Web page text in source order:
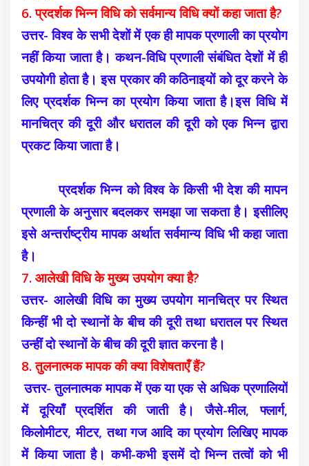
6. प्रदर्शक भिन्न विधि को सर्वमान्य विधि क्यों कहा जाता है?
उत्तर- विश्व के सभी देशों में एक ही मापक प्रणाली का प्रयोग
नहीं किया जाता है। कथन-विधि प्रणाली संबंधित देशों में ही
उपयोगी होता है। इस प्रकार की कठिनाइयों को दूर करने के
लिए प्रदर्शक भिन्न का प्रयोग किया जाता है।इस विधि में
मानचित्र की दूरी और धरातल की दूरी को एक भिन्न द्वारा
प्रकट किया जाता है।
प्रदर्शक भिन्न को विश्व के किसी भी देश की मापन
प्रणाली के अनुसार बदलकर समझा जा सकता है। इसीलिए
इसे अन्तर्राष्ट्रीय मापक अर्थात सर्वमान्य विधि भी कहा जाता
है।
7. आलेखी विधि के मुख्य उपयोग क्या है?
उत्तर- आलेखी विधि का मुख्य उपयोग मानचित्र पर स्थित
किन्हीं भी दो स्थानों के बीच की दूरी तथा धरातल पर स्थित
उन्हीं दो स्थानों के बीच की दूरी ज्ञात करना है।
8. तुलनात्मक मापक की क्या विशेषताएँ हैं?
उत्तर- तुलनात्मक मापक में एक या एक से अधिक प्रणालियों
में दूरियाँ प्रदर्शित की जाती है। जैसे-मील, फ्लार्ग,
किलोमीटर, मीटर, तथा गज आदि का प्रयोग लिखिए मापक
में किया जाता है। कभी-कभी इसमें दो भिन्न तत्वों को भी